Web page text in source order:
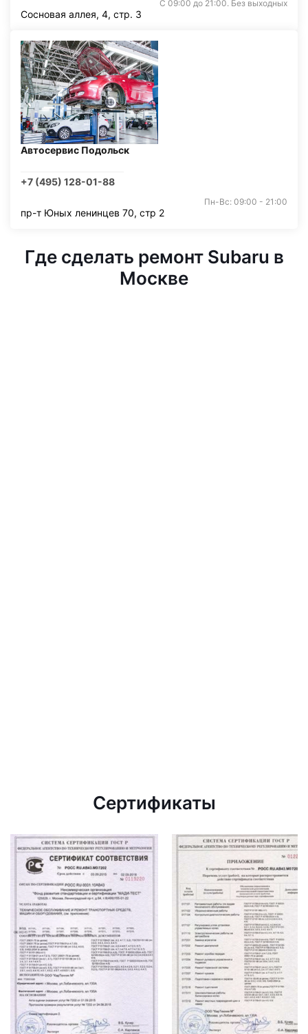
С 09:00 до 21:00. Без выходных
Сосновая аллея, 4, стр. 3
Автосервис Подольск
+7 (495) 128-01-88
Пн-Вс: 09:00 - 21:00
пр-т Юных ленинцев 70, стр 2
Где сделать ремонт Subaru в
Москве
Сертификаты